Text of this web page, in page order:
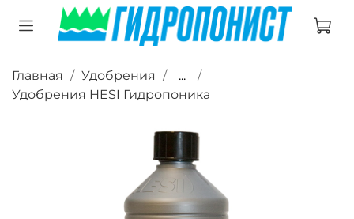
Главная Удобрения
...
Удобрения HESI Гидропоника